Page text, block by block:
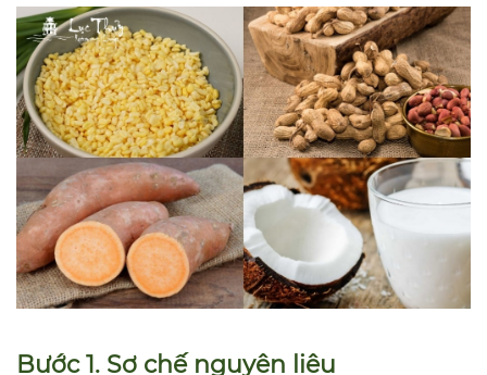
Bước 1. Sơ chế nguyên liệu